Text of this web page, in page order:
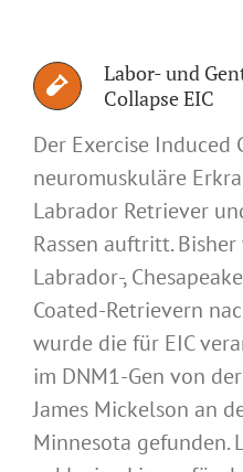
Labor- und
Collapse EIC
Der Exercise Induced
neuromuskuläre
Labrador Retriever
Rassen auftritt.
Labrador-,
Coated-Retrievern
wurde die für EIC
im DNM1-Gen von
James Mickelson an
Minnesota gefunden.